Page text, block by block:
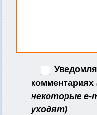
комментариях
некоторые e-
уходят)